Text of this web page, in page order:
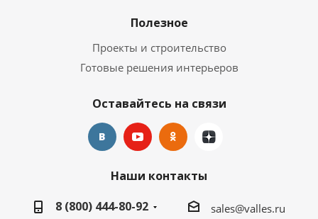
Полезное
Проекты и строительство
Готовые решения интерьеров
Оставайтесь на связи
Наши контакты
8 (800) 444-80-92
sales@valles.ru